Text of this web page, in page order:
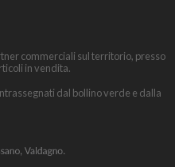
commerciali sul territorio, presso
in vendita.
dal bollino verde e dalla